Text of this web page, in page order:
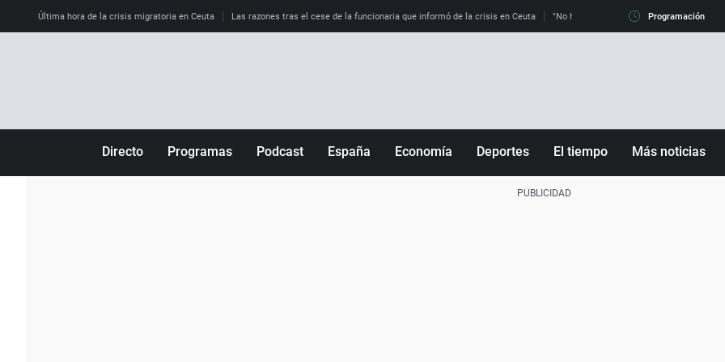
Última hora de la crisis migratoria en Ceuta Las razones tras el cese de la funcionaria que informó de la crisis en Ceuta "No hay mafias, que no nos engañen":
Programación
Directo Programas Podcast España Economía Deportes El tiempo Más noticias